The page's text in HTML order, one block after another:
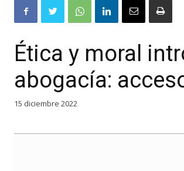
Ética y moral
abogacía:
15 diciembre 2022